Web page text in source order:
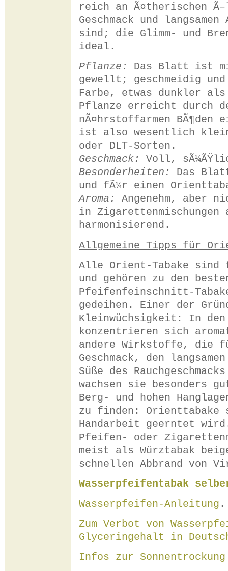
reich an Ã¤therischen
Geschmack und
sind; die Glimm- und
ideal.
Pflanze:
Das Blatt ist
gewellt; geschmeidig
Farbe, etwas dunkler
Pflanze erreicht durch
nÃ¤hrstoffarmen BÃ¶den
ist also wesentlich
oder DLT-Sorten.
Geschmack:
Voll,
Besonderheiten:
Das
und fÃ¼r einen
Aroma:
Angenehm, aber
in Zigarettenmischungen
harmonisierend.
Allgemeine Tipps für
Alle Orient-Tabake sind
und gehören zu den
Pfeifenfeinschnitt-
gedeihen. Einer der
Kleinwüchsigkeit: In
konzentrieren sich
andere Wirkstoffe, die
Geschmack, den
Süße des
wachsen sie besonders
Berg- und hohen
zu finden:
Handarbeit geerntet
Pfeifen- oder
meist als Würztabak
schnellen Abbrand von
Wasserpfeifentabak
Wasserpfeifen-Anleitung .
Zum Verbot von
Glyceringehalt in
Infos zur Sonnentrockung